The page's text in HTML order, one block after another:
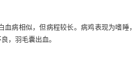
病相似，但病程较长。病鸡表现为嗜睡
，羽毛囊出血。